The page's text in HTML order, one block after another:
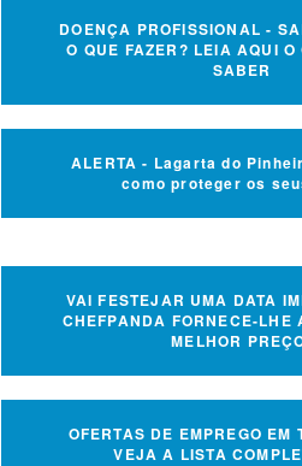
DOENÇA PROFISSIONAL -
O QUE FAZER? LEIA AQUI O
SABER
ALERTA - Lagarta do
como proteger os
VAI FESTEJAR UMA DATA
CHEFPANDA FORNECE-LHE
MELHOR
OFERTAS DE EMPREGO EM
VEJA A LISTA